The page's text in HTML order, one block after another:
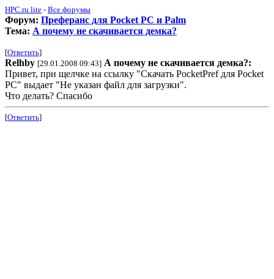
HPC.ru lite - Все форумы
Форум: Преферанс для Pocket PC и Palm
Тема: А почему не скачивается демка?
[Ответить]
Relhby [29.01.2008 09:43] А почему не скачивается демка?:
Привет, при щелчке на ссылку "Скачать PocketPref для Pocket
PC" выдает "Не указан файл для загрузки".
Что делать? Спасибо
[Ответить]